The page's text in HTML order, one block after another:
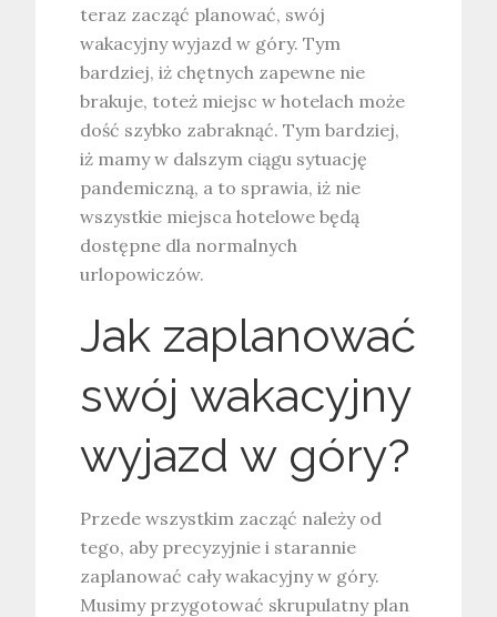
teraz zacząć planować, swój
wakacyjny wyjazd w góry. Tym
bardziej, iż chętnych zapewne nie
brakuje, toteż miejsc w hotelach może
dość szybko zabraknąć. Tym bardziej,
iż mamy w dalszym ciągu sytuację
pandemiczną, a to sprawia, iż nie
wszystkie miejsca hotelowe będą
dostępne dla normalnych
urlopowiczów.
Jak zaplanować
swój wakacyjny
wyjazd w góry?
Przede wszystkim zacząć należy od
tego, aby precyzyjnie i starannie
zaplanować cały wakacyjny w góry.
Musimy przygotować skrupulatny plan